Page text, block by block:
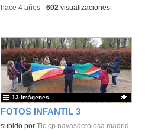
-hace 4 años- 602 visualizaciones
FOTOS INFANTIL 3
Contenido educativo.
subido por Tic cp navasdetolosa madrid
13 imágenes